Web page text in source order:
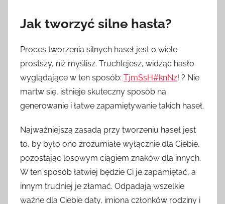
Jak tworzyć silne hasła?
Proces tworzenia silnych haseł jest o wiele
prostszy, niż myślisz. Truchlejesz, widząc hasło
wyglądające w ten sposób: TjmSsH#knNz! ? Nie
martw się, istnieje skuteczny sposób na
generowanie i łatwe zapamiętywanie takich haseł.
Najważniejszą zasadą przy tworzeniu haseł jest
to, by było ono zrozumiałe wyłącznie dla Ciebie,
pozostając losowym ciągiem znaków dla innych.
W ten sposób łatwiej będzie Ci je zapamiętać, a
innym trudniej je złamać. Odpadają wszelkie
ważne dla Ciebie daty, imiona członków rodziny i